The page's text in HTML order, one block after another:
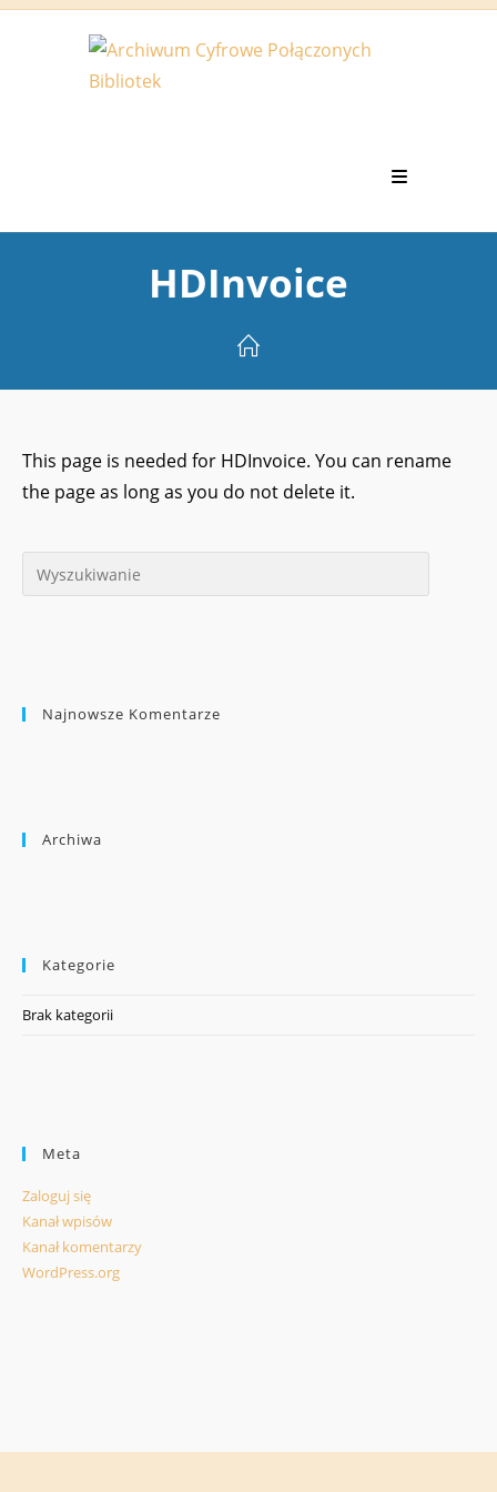
Koniec
HDInvoice
This page is needed for HDInvoice. You can rename
the page as long as you do not delete it.
Najnowsze Komentarze
Archiwa
Kategorie
Brak kategorii
Meta
Zaloguj się
Kanał wpisów
Kanał komentarzy
WordPress.org